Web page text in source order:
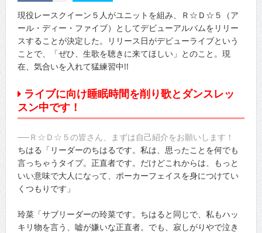
現役レースクイーン５人がユニットを組み、Ｒ☆Ｄ☆５（ア
ール・ディー・ファイブ）としてデビューアルバムをリリー
スすることが決定した。リリース日がデビューライブという
ことで、「ぜひ、生歌を聴きに来てほしい」とのこと。現
在、気合いを入れて猛練習中!!
ライブに向け睡眠時間を削り歌とダンスレッ
スン中です！
──Ｒ☆Ｄ☆５の皆さん、まずは自己紹介をお願いします！
ちはる「リーダーのちはるです。私は、思ったことを何でも
言っちゃうタイプ。正直者です。だけどこれからは、もっと
いい意味で大人になって、ポーカーフェイスを身につけてい
くつもりです」
玲菜「サブリーダーの玲菜です。ちはると同じで、私もハッ
キリ物を言う、嘘が嫌いな正直者。でも、寂しがりやで泣き